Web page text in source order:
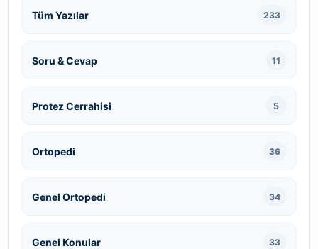
Tüm Yazılar 233
Soru & Cevap 11
Protez Cerrahisi 5
Ortopedi 36
Genel Ortopedi 34
Genel Konular 33